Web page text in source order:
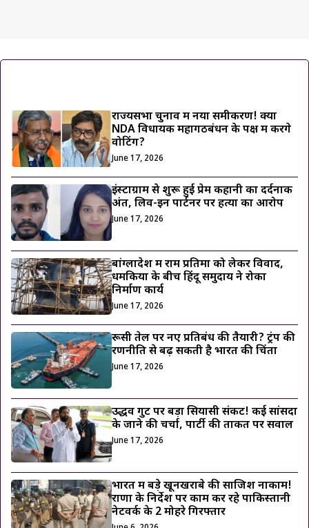
राज्यसभा चुनाव में नया समीकरण! क्या
NDA विधायक महागठबंधन के पक्ष में करेंगे
वोटिंग?
June 17, 2026
इंस्टाग्राम से शुरू हुई प्रेम कहानी का दर्दनाक
अंत, लिव-इन पार्टनर पर हत्या का आरोप
June 17, 2026
बांग्लादेश में राम प्रतिमा को लेकर विवाद,
धमकियों के बीच हिंदू समुदाय ने रोका
निर्माण कार्य
June 17, 2026
रूसी तेल पर नए प्रतिबंध की तैयारी? ट्रंप की
रणनीति से बढ़ सकती है भारत की चिंता
June 17, 2026
उद्धव गुट पर बड़ा सियासी संकट! कई सांसदों
के जाने की चर्चा, पार्टी की ताकत पर सवाल
June 17, 2026
भारत में बड़े खूनखराबे की साजिश नाकाम!
राणा के निर्देश पर काम कर रहे पाकिस्तानी
नेटवर्क के 2 मोहरे गिरफ्तार